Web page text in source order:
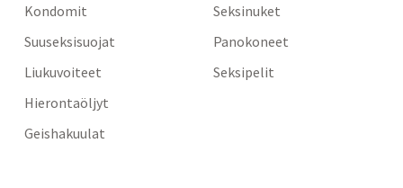
Kondomit
Suuseksisuojat
Liukuvoiteet
Hierontaöljyt
Geishakuulat
Seksinuket
Panokoneet
Seksipelit